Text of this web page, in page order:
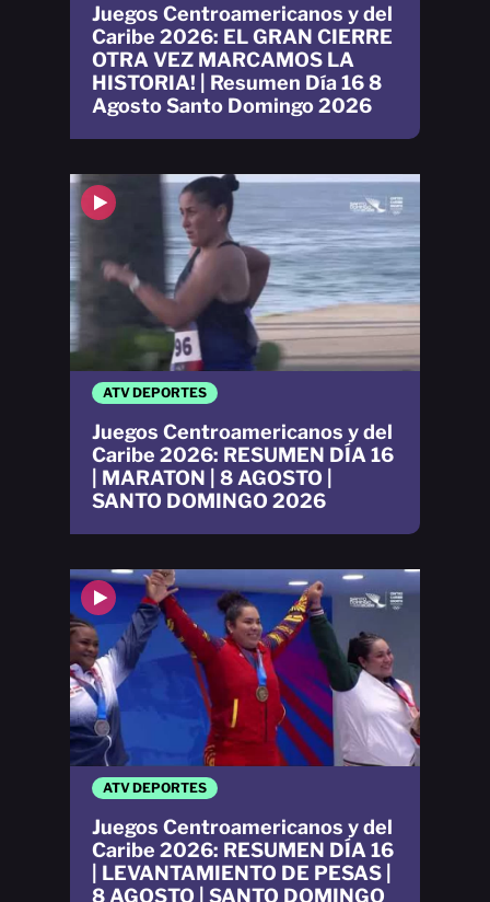
Juegos Centroamericanos y del
Caribe 2026: EL GRAN CIERRE
OTRA VEZ MARCAMOS LA
HISTORIA! | Resumen Día 16 8
Agosto Santo Domingo 2026
ATV DEPORTES
Juegos Centroamericanos y del
Caribe 2026: RESUMEN DÍA 16
| LEVANTAMIENTO DE PESAS |
8 AGOSTO | SANTO DOMINGO
ATV DEPORTES
Juegos Centroamericanos y del
Caribe 2026: RESUMEN DÍA 16
| MARATON | 8 AGOSTO |
SANTO DOMINGO 2026